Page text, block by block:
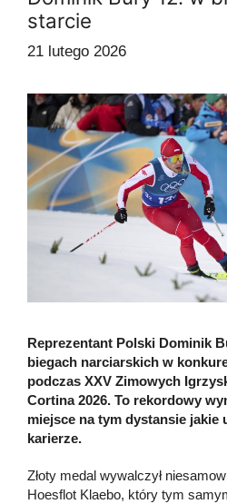
starcie
21 lutego 2026
Reprezentant Polski Dominik
biegach narciarskich w
podczas XXV Zimowych
Cortina 2026. To rekordowy
miejsce na tym dystansie jakie
karierze.
Złoty medal wywalczył
Hoesflot Klaebo, który tym